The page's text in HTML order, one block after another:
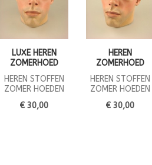
LUXE HEREN
ZOMERHOED
HEREN STOFFEN
ZOMER HOEDEN
€ 30,00
HEREN
ZOMERHOED
HEREN STOFFEN
ZOMER HOEDEN
€ 30,00